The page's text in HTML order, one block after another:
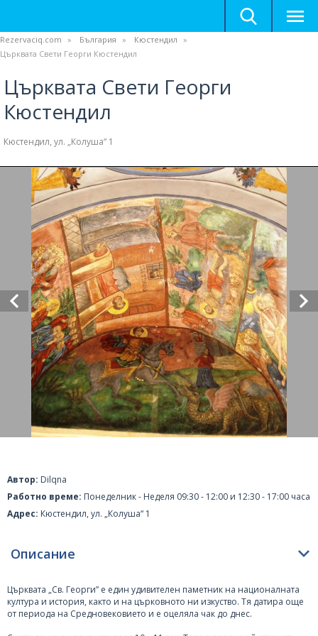
Rezervaciq.com България
Кюстендил
Църквата Свети Георги Кюстендил
Църквата Свети Георги
Кюстендил
Кюстендил, ул. „Колуша“ 1
Автор: Dilqna
Работно време: Понеделник - Неделя 09:30 - 12:00 и 12:30 - 17:00 часа
Адрес: Кюстендил, ул. „Колуша“ 1
Описание
Църквата „Св. Георги” е един удивителен паметник на националната
култура и история, както и на църковното ни изкуство. Тя датира още
от периода на Средновековието и е оцеляла чак до днес.